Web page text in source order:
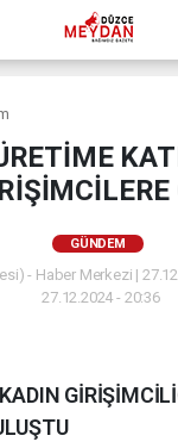
GÜNDEM
- Haber Merkezi |
27.12.2024 - 20:36